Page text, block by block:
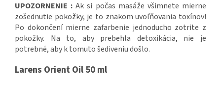
UPOZORNENIE : Ak si počas masáže všimnete mierne
zošednutie pokožky, je to znakom uvoľňovania toxínov!
Po dokončení mierne zafarbenie jednoducho zotrite z
pokožky. Na to, aby prebehla detoxikácia, nie je
potrebné, aby k tomuto šediveniu došlo.
Larens Orient Oil 50 ml